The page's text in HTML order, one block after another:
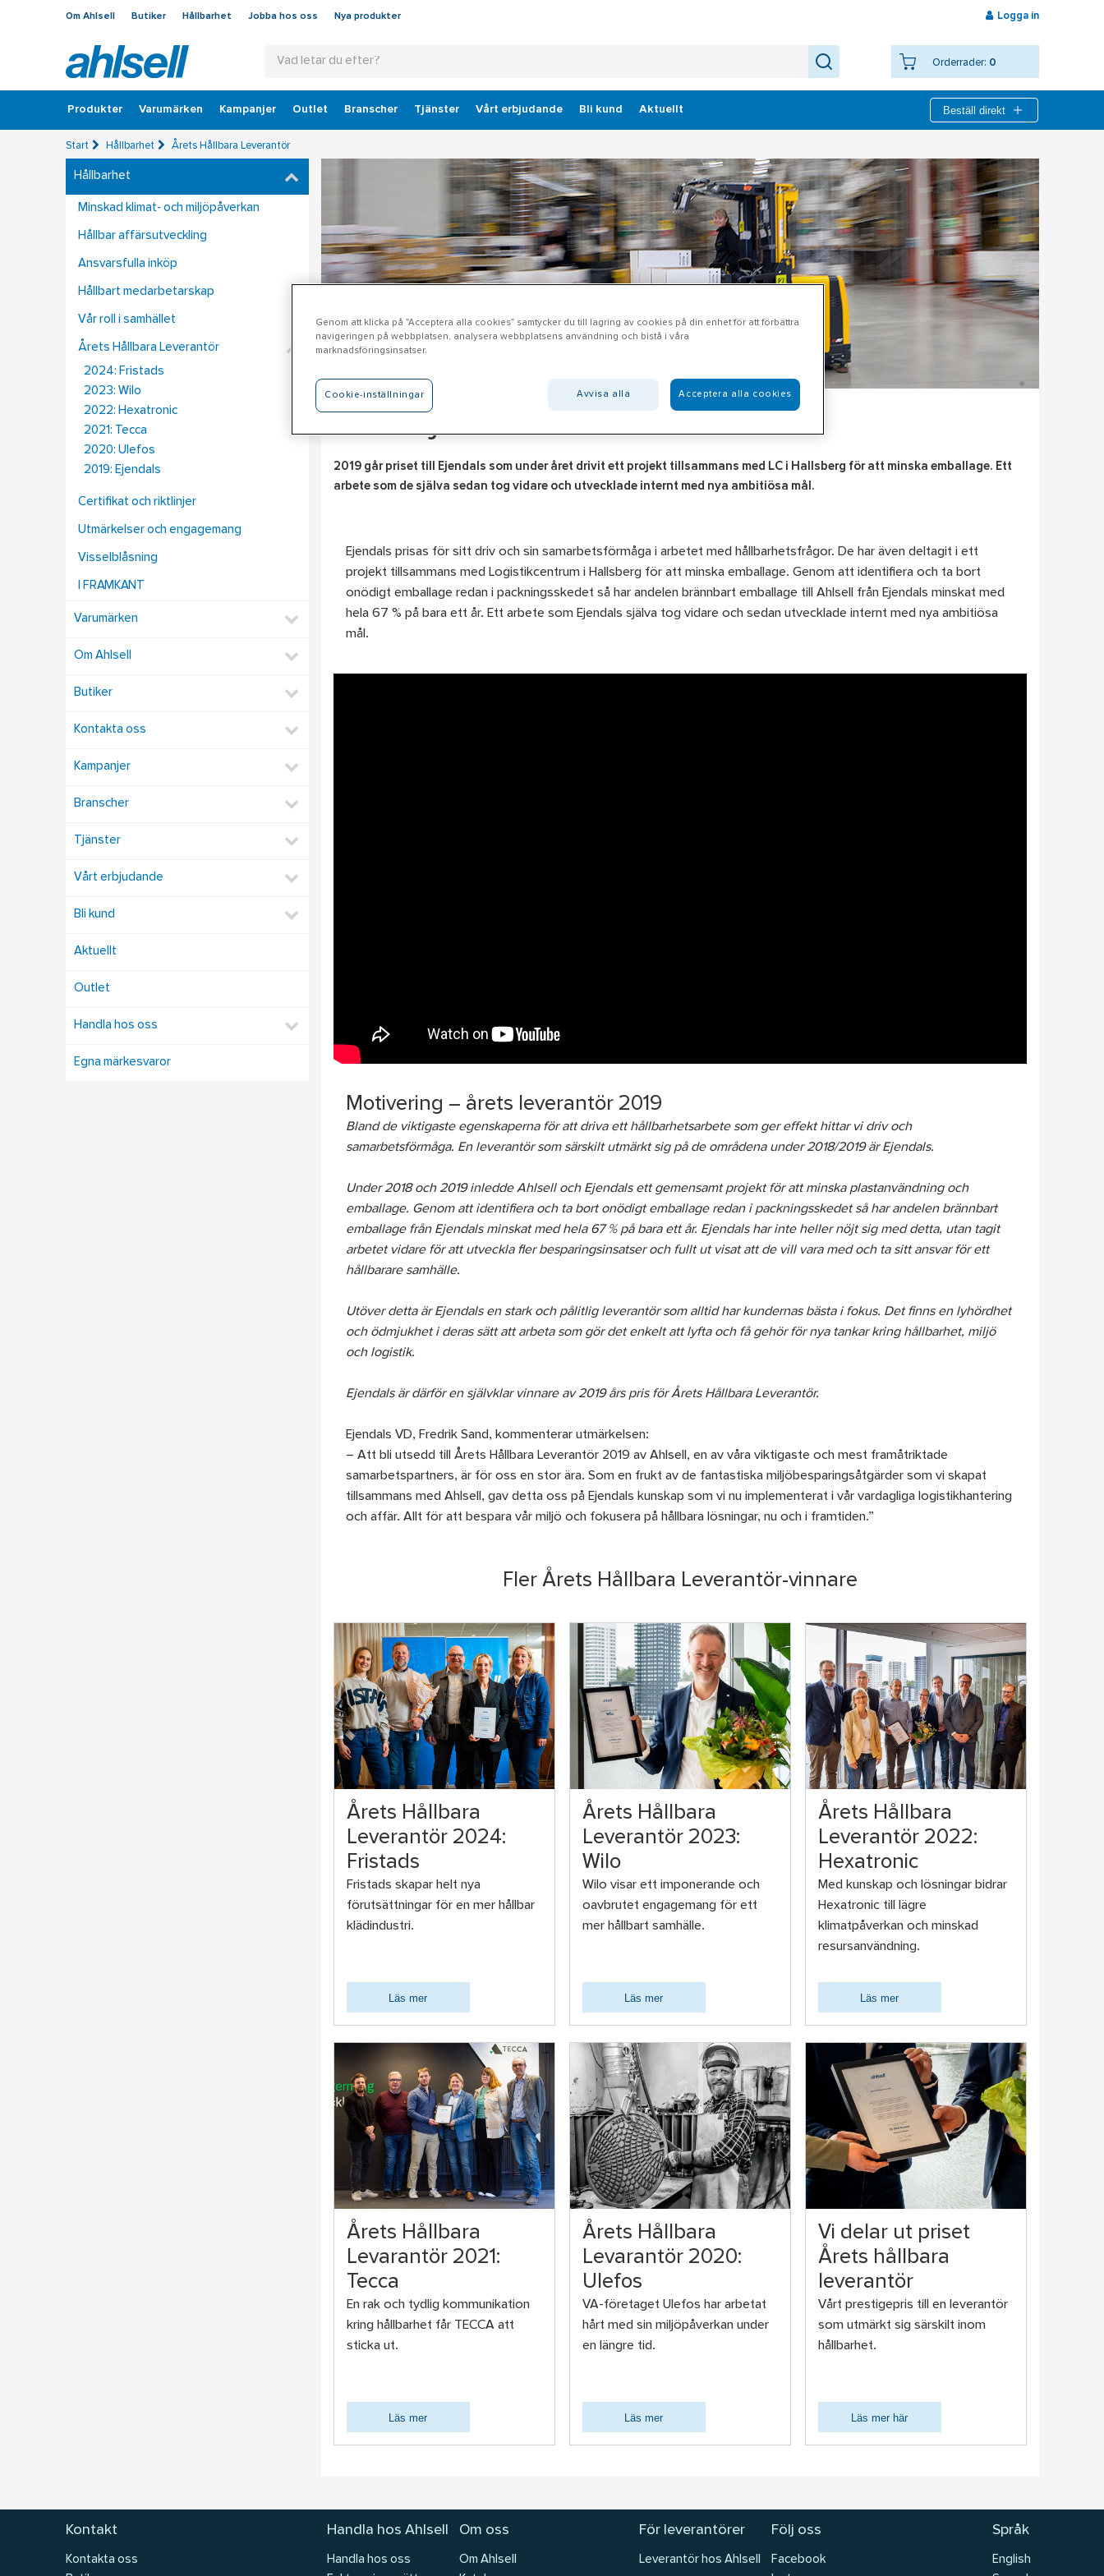
Om Ahlsell Butiker Hållbarhet Jobba hos oss Nya produkter Logga in
Orderrader: 0
Produkter Varumärken Kampanjer Outlet Branscher Tjänster Vårt erbjudande Bli kund Aktuellt Beställ direkt
Start Hållbarhet Årets Hållbara Leverantör
Hållbarhet
Minskad klimat- och miljöpåverkan
Hållbar affärsutveckling
Ansvarsfulla inköp
Hållbart medarbetarskap
Vår roll i samhället
Årets Hållbara Leverantör
2024: Fristads
2023: Wilo
2022: Hexatronic
2021: Tecca
2020: Ulefos
2019: Ejendals
Certifikat och riktlinjer
Utmärkelser och engagemang
Visselblåsning
I FRAMKANT
Varumärken
Om Ahlsell
Butiker
Kontakta oss
Kampanjer
Branscher
Tjänster
Vårt erbjudande
Bli kund
Aktuellt
Outlet
Handla hos oss
Egna märkesvaror
2019 går priset till Ejendals som under året drivit ett projekt tillsammans med LC i Hallsberg för att minska emballage. Ett
arbete som de själva sedan tog vidare och utvecklade internt med nya ambitiösa mål.
Ejendals prisas för sitt driv och sin samarbetsförmåga i arbetet med hållbarhetsfrågor. De har även deltagit i ett
projekt tillsammans med Logistikcentrum i Hallsberg för att minska emballage. Genom att identifiera och ta bort
onödigt emballage redan i packningsskedet så har andelen brännbart emballage till Ahlsell från Ejendals minskat med
hela 67 % på bara ett år. Ett arbete som Ejendals själva tog vidare och sedan utvecklade internt med nya ambitiösa
mål.
Motivering – årets leverantör 2019
Bland de viktigaste egenskaperna för att driva ett hållbarhetsarbete som ger effekt hittar vi driv och
samarbetsförmåga. En leverantör som särskilt utmärkt sig på de områdena under 2018/2019 är Ejendals.
Under 2018 och 2019 inledde Ahlsell och Ejendals ett gemensamt projekt för att minska plastanvändning och
emballage. Genom att identifiera och ta bort onödigt emballage redan i packningsskedet så har andelen brännbart
emballage från Ejendals minskat med hela 67 % på bara ett år. Ejendals har inte heller nöjt sig med detta, utan tagit
arbetet vidare för att utveckla fler besparingsinsatser och fullt ut visat att de vill vara med och ta sitt ansvar för ett
hållbarare samhälle.
Utöver detta är Ejendals en stark och pålitlig leverantör som alltid har kundernas bästa i fokus. Det finns en lyhördhet
och ödmjukhet i deras sätt att arbeta som gör det enkelt att lyfta och få gehör för nya tankar kring hållbarhet, miljö
och logistik.
Ejendals är därför en självklar vinnare av 2019 års pris för Årets Hållbara Leverantör.
Ejendals VD, Fredrik Sand, kommenterar utmärkelsen:
– Att bli utsedd till Årets Hållbara Leverantör 2019 av Ahlsell, en av våra viktigaste och mest framåtriktade
samarbetspartners, är för oss en stor ära. Som en frukt av de fantastiska miljöbesparingsåtgärder som vi skapat
tillsammans med Ahlsell, gav detta oss på Ejendals kunskap som vi nu implementerat i vår vardagliga logistikhantering
och affär. Allt för att bespara vår miljö och fokusera på hållbara lösningar, nu och i framtiden.”
Fler Årets Hållbara Leverantör-vinnare
Årets Hållbara
Leverantör 2024:
Fristads
Fristads skapar helt nya
förutsättningar för en mer hållbar
klädindustri.
Läs mer
Årets Hållbara
Leverantör 2023:
Wilo
Wilo visar ett imponerande och
oavbrutet engagemang för ett
mer hållbart samhälle.
Läs mer
Årets Hållbara
Leverantör 2022:
Hexatronic
Med kunskap och lösningar bidrar
Hexatronic till lägre
klimatpåverkan och minskad
resursanvändning.
Läs mer
Årets Hållbara
Levarantör 2021:
Tecca
En rak och tydlig kommunikation
kring hållbarhet får TECCA att
sticka ut.
Läs mer
Årets Hållbara
Levarantör 2020:
Ulefos
VA-företaget Ulefos har arbetat
hårt med sin miljöpåverkan under
en längre tid.
Läs mer
Vi delar ut priset
Årets hållbara
leverantör
Vårt prestigepris till en leverantör
som utmärkt sig särskilt inom
hållbarhet.
Läs mer här
Kontakt
Kontakta oss
Handla hos Ahlsell
Handla hos oss
Om oss
Om Ahlsell
För leverantörer
Leverantör hos Ahlsell
Följ oss
Facebook
Språk
English
Genom att klicka på "Acceptera alla cookies" samtycker du till lagring av cookies på din enhet för att förbättra
navigeringen på webbplatsen, analysera webbplatsens användning och bistå i våra
marknadsföringsinsatser.
Cookie-inställningar Avvisa alla Acceptera alla cookies